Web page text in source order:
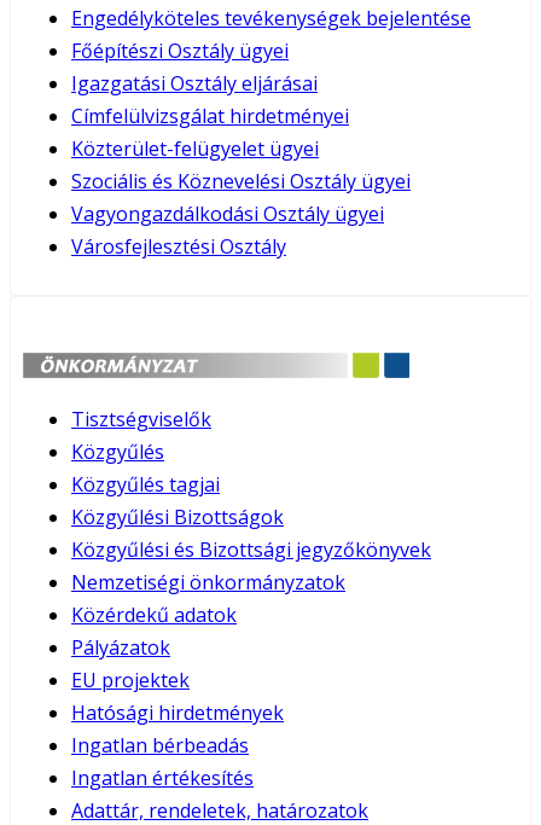
Engedélyköteles tevékenységek bejelentése
Főépítészi Osztály ügyei
Igazgatási Osztály eljárásai
Címfelülvizsgálat hirdetményei
Közterület-felügyelet ügyei
Szociális és Köznevelési Osztály ügyei
Vagyongazdálkodási Osztály ügyei
Városfejlesztési Osztály
Tisztségviselők
Közgyűlés
Közgyűlés tagjai
Közgyűlési Bizottságok
Közgyűlési és Bizottsági jegyzőkönyvek
Nemzetiségi önkormányzatok
Közérdekű adatok
Pályázatok
EU projektek
Hatósági hirdetmények
Ingatlan bérbeadás
Ingatlan értékesítés
Adattár, rendeletek, határozatok